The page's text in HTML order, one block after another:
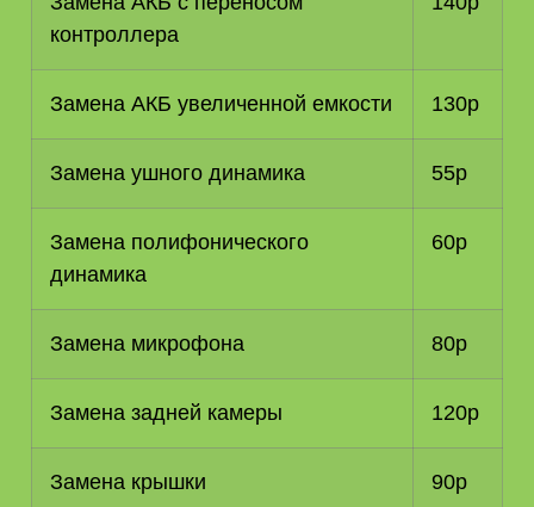
контроллера
Замена АКБ увеличенной емкости 130р
Замена ушного динамика 55р
Замена полифонического
динамика
60р
Замена микрофона 80р
Замена задней камеры 120р
Замена крышки 90р